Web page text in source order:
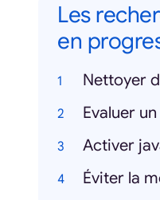
Les
en
Nettoyer
Evaluer
Activer
Éviter la